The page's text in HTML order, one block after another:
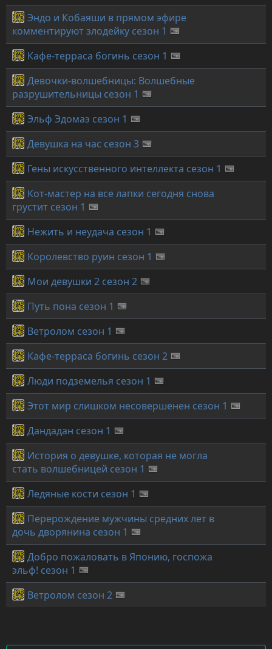
Эндо и Кобаяши в прямом эфире
комментируют злодейку сезон 1
Кафе-терраса богинь сезон 1
Девочки-волшебницы: Волшебные
разрушительницы сезон 1
Эльф Эдомаэ сезон 1
Девушка на час сезон 3
Гены искусственного интеллекта сезон 1
Кот-мастер на все лапки сегодня снова
грустит сезон 1
Нежить и неудача сезон 1
Королевство руин сезон 1
Мои девушки 2 сезон 2
Путь пона сезон 1
Ветролом сезон 1
Кафе-терраса богинь сезон 2
Люди подземелья сезон 1
Этот мир слишком несовершенен сезон 1
Дандадан сезон 1
История о девушке, которая не могла
стать волшебницей сезон 1
Ледяные кости сезон 1
Перерождение мужчины средних лет в
дочь дворянина сезон 1
Добро пожаловать в Японию, госпожа
эльф! сезон 1
Ветролом сезон 2